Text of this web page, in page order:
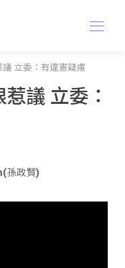
立委：有違憲疑慮
議 立委：
孫政賢)